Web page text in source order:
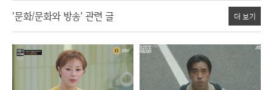
'문화/문화와 방송' 관련 글 더 보기